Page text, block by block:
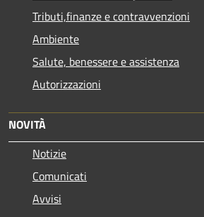
Tributi,finanze e contravvenzioni
Ambiente
Salute, benessere e assistenza
Autorizzazioni
NOVITÀ
Notizie
Comunicati
Avvisi